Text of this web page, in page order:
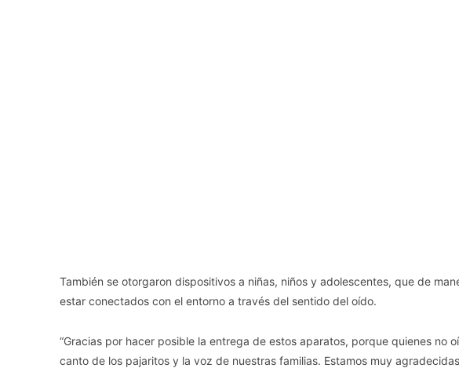
También se otorgaron dispositivos a niñas, niños y adolescentes, que de
estar conectados con el entorno a través del sentido del oído.
“Gracias por hacer posible la entrega de estos aparatos, porque quienes no
canto de los pajaritos y la voz de nuestras familias. Estamos muy